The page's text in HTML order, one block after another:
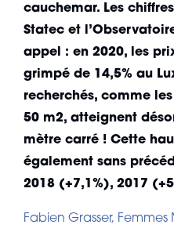
cauchemar. Les
Statec et
appel : en 2020, les
grimpé de 14,5% au
recherchés, comme
50 m2, atteignent
mètre carré ! Cette
également sans
2018 (+7,1%), 2017
Fabien Grasser,